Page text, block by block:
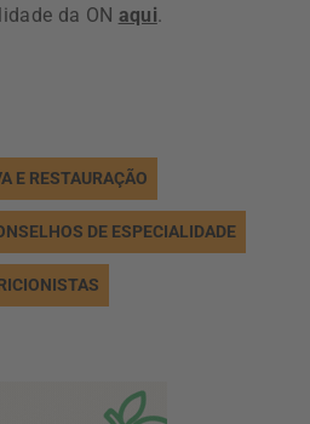
da ON aqui.
E RESTAURAÇÃO
DE ESPECIALIDADE